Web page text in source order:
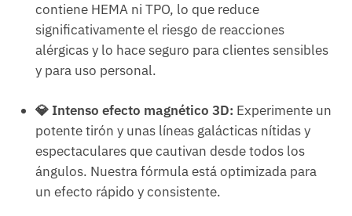
contiene HEMA ni TPO, lo que reduce
significativamente el riesgo de reacciones
alérgicas y lo hace seguro para clientes sensibles
y para uso personal.
💎 Intenso efecto magnético 3D: Experimente un
potente tirón y unas líneas galácticas nítidas y
espectaculares que cautivan desde todos los
ángulos. Nuestra fórmula está optimizada para
un efecto rápido y consistente.